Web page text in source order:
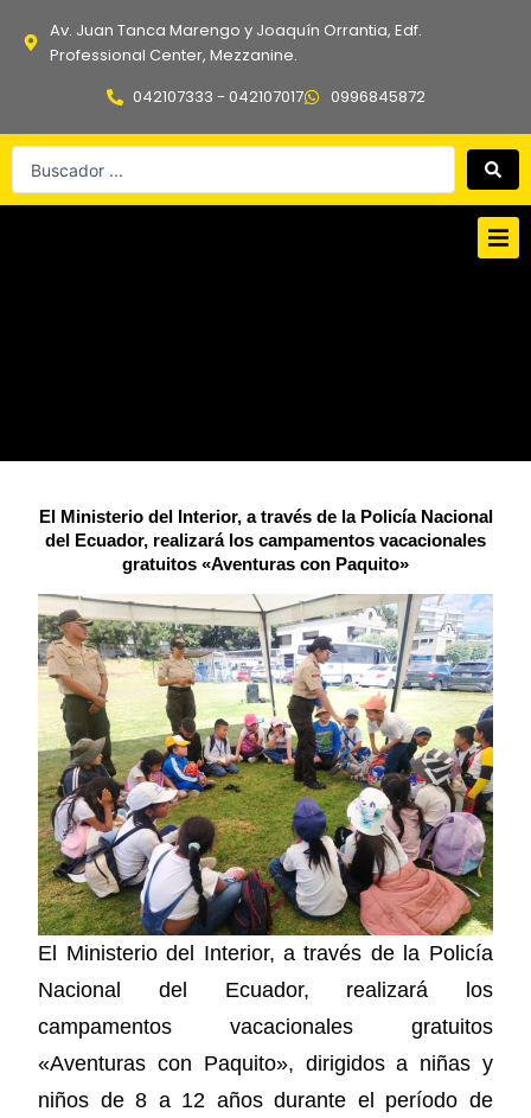
Av. Juan Tanca Marengo y Joaquín Orrantia, Edf.
Professional Center, Mezzanine.
042107333 - 042107017
0996845872
Search
El Ministerio del Interior, a través de la Policía Nacional
del Ecuador, realizará los campamentos vacacionales
gratuitos «Aventuras con Paquito»
El Ministerio del Interior, a través de la Policía
Nacional del Ecuador, realizará los
campamentos vacacionales gratuitos
«Aventuras con Paquito», dirigidos a niñas y
niños de 8 a 12 años durante el período de